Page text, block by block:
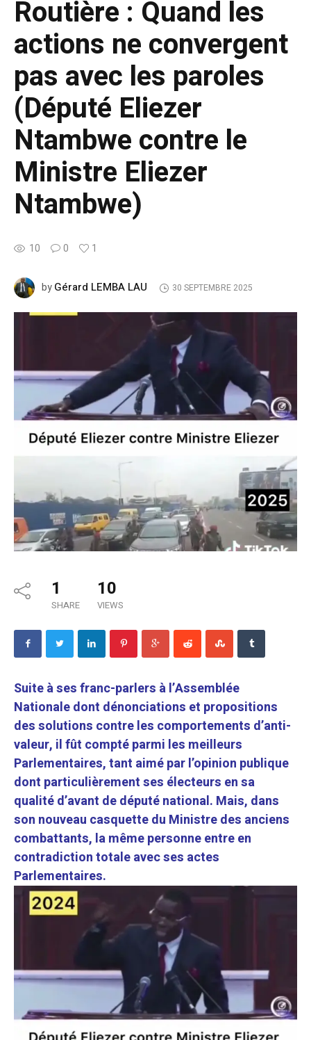
Routière : Quand les
actions ne convergent
pas avec les paroles
(Député Eliezer
Ntambwe contre le
Ministre Eliezer
Ntambwe)
10 0 1
byGérard LEMBA LAU 30 SEPTEMBRE 2025
1
SHARE
10
VIEWS
Suite à ses franc-parlers à l’Assemblée
Nationale dont dénonciations et propositions
des solutions contre les comportements d’anti-
valeur, il fût compté parmi les meilleurs
Parlementaires, tant aimé par l’opinion publique
dont particulièrement ses électeurs en sa
qualité d’avant de député national. Mais, dans
son nouveau casquette du Ministre des anciens
combattants, la même personne entre en
contradiction totale avec ses actes
Parlementaires.